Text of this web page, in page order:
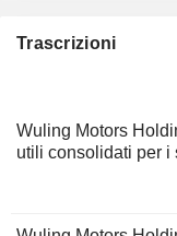
Trascrizioni
Wuling Motors
utili consolidati per i